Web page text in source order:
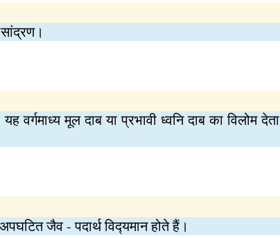
मूल दाब या प्रभावी ध्वनि दाब का विलोम देता
जैव - पदार्थ विद्‍यमान होते हैं।